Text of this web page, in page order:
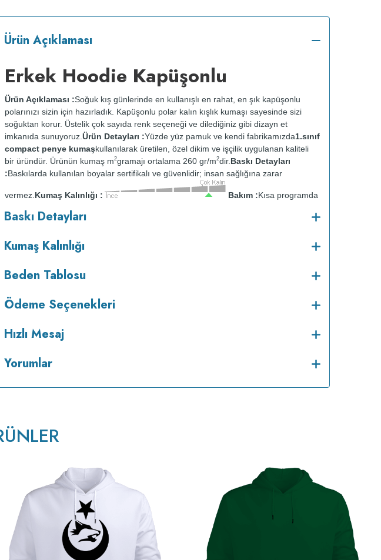
Ürün Açıklaması
Erkek Hoodie Kapüşonlu
Ürün Açıklaması :Soğuk kış günlerinde en kullanışlı en rahat, en şık kapüşonlu
polarınızı sizin için hazırladık. Kapüşonlu polar kalın kışlık kumaşı sayesinde sizi
soğuktan korur. Üstelik çok sayıda renk seçeneği ve dilediğiniz gibi dizayn et
imkanıda sunuyoruz. Ürün Detayları :Yüzde yüz pamuk ve kendi fabrikamızda1.sınıf
compact penye kumaşkullanılarak üretilen, özel dikim ve işçilik uygulanan kaliteli
bir üründür. Ürünün kumaş m2gramajı ortalama 260 gr/m2dir. Baskı Detayları
:Baskılarda kullanılan boyalar sertifikalı ve güvenlidir; insan sağlığına zarar
vermez. Kumaş Kalınlığı : Bakım :Kısa programda
makinesinde kurutulmaz.
Baskı Detayları
Kumaş Kalınlığı
Beden Tablosu
Ödeme Seçenekleri
Hızlı Mesaj
Yorumlar